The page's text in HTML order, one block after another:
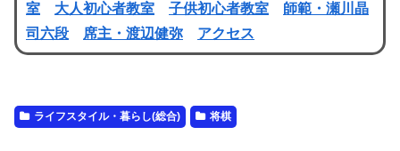
室
大人初心者教室 子供初心者教室
師範・瀬川晶
司六段
席主・渡辺健弥 アクセス
ライフスタイル・暮らし(総合) 将棋